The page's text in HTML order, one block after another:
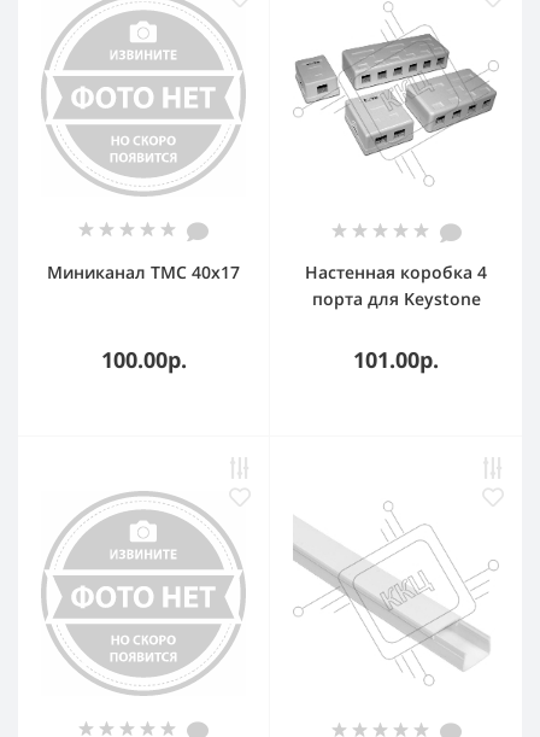
Миниканал TMC 40x17
100.00р.
Настенная коробка 4
порта для Keystone
101.00р.